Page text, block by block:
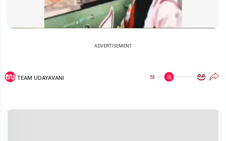
ADVERTISEMENT
TEAM UDAYAVANI ಅ ಅ